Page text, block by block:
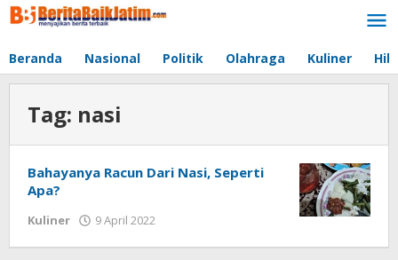
Lewati
ke
Beranda Nasional Politik Olahraga Kuliner
Tag: nasi
Bahayanya Racun Dari Nasi, Seperti
Apa?
Kuliner 9 April 2022